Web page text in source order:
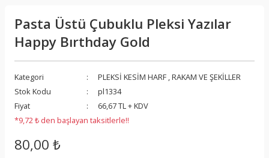
Pasta Üstü Çubuklu Pleksi Yazılar
Happy Bırthday Gold
Kategori
PLEKSİ KESİM HARF , RAKAM VE ŞEKİLLER
Stok Kodu
pl1334
Fiyat
66,67 TL + KDV
*9,72 ₺ den başlayan taksitlerle!!
80,00 ₺